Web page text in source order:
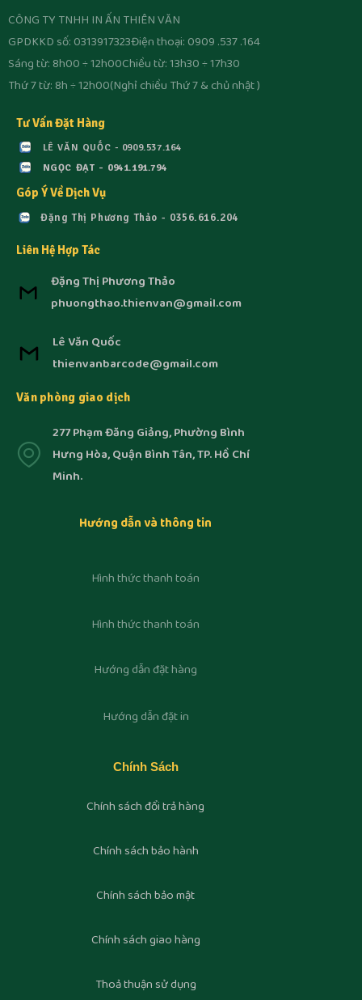
CÔNG TY TNHH IN ẤN THIÊN VĂN
GPDKKD số: 0313917323Điện thoại: 0909 .537 .164
Sáng từ: 8h00 ÷ 12h00Chiều từ: 13h30 ÷ 17h30
Thứ 7 từ: 8h ÷ 12h00(Nghỉ chiều Thứ 7 & chủ nhật )
Tư Vấn Đặt Hàng
LÊ VĂN QUỐC - 0909.537.164
NGỌC ĐẠT - 0941.191.794
Góp Ý Về Dịch Vụ
Đặng Thị Phương Thảo - 0356.616.204
Liên Hệ Hợp Tác
Đặng Thị Phương Thảo
phuongthao.thienvan@gmail.com
Lê Văn Quốc
thienvanbarcode@gmail.com
Văn phòng giao dịch
277 Phạm Đăng Giảng, Phường Bình
Hưng Hòa, Quận Bình Tân, TP. Hồ Chí
Minh.
Hướng dẫn và thông tin
Hình thức thanh toán
Hình thức thanh toán
Hướng dẫn đặt hàng
Hướng dẫn đặt in
Chính Sách
Chính sách đổi trả hàng
Chính sách bảo hành
Chính sách bảo mật
Chính sách giao hàng
Thoả thuận sử dụng